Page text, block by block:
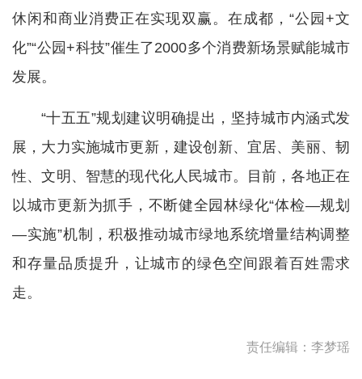
休闲和商业消费正在实现双赢。在成都，“公园+文
化”“公园+科技”催生了2000多个消费新场景赋能城市
发展。
“十五五”规划建议明确提出，坚持城市内涵式发
展，大力实施城市更新，建设创新、宜居、美丽、韧
性、文明、智慧的现代化人民城市。目前，各地正在
以城市更新为抓手，不断健全园林绿化“体检—规划
—实施”机制，积极推动城市绿地系统增量结构调整
和存量品质提升，让城市的绿色空间跟着百姓需求
走。
责任编辑：李梦瑶